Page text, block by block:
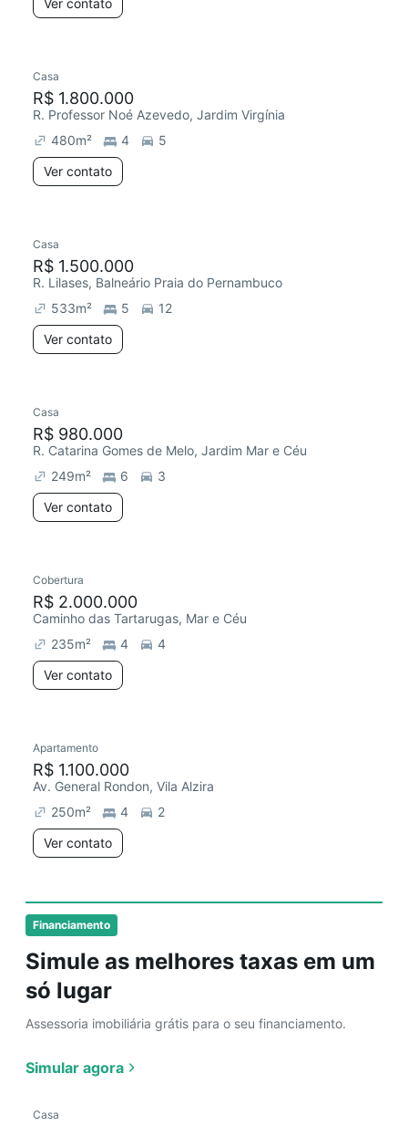
Financiamento
Simule as melhores taxas em um
só lugar
Assessoria imobiliária grátis para o seu financiamento.
Simular agora
Ver contato
Casa
R$ 1.800.000
R. Professor Noé Azevedo, Jardim Virgínia
480m² 4
5
Ver contato
Casa
R$ 1.500.000
R. Lilases, Balneário Praia do Pernambuco
533m² 5
12
Ver contato
Casa
R$ 980.000
R. Catarina Gomes de Melo, Jardim Mar e Céu
249m² 6
3
Ver contato
Cobertura
R$ 2.000.000
Caminho das Tartarugas, Mar e Céu
235m² 4
4
Ver contato
Apartamento
R$ 1.100.000
Av. General Rondon, Vila Alzira
250m² 4
2
Ver contato
Casa